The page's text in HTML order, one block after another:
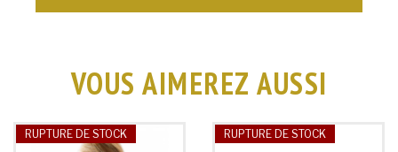
VOUS AIMEREZ AUSSI
RUPTURE DE STOCK RUPTURE DE STOCK